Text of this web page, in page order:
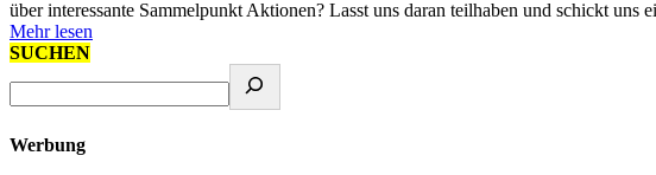
über interessante Sammelpunkt Aktionen? Lasst uns daran teilhaben und schickt
Mehr lesen
SUCHEN
Werbung